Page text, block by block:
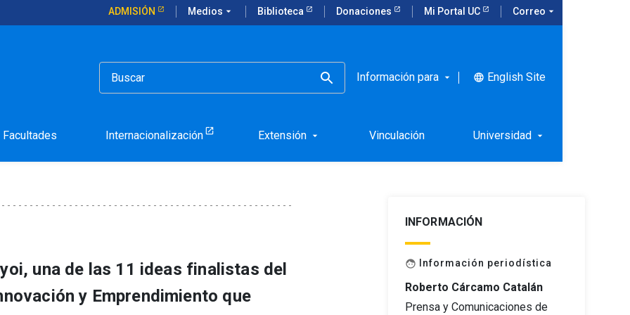
ADMISIÓN Medios arrow_drop_down Biblioteca Donaciones Mi Portal UC Correo arrow_drop_down
Información para arrow_drop_down language English Site
Facultades Internacionalización Extensión arrow_drop_down Vinculación Universidad arrow_drop_down
de cochayuyo para
una de las 11 ideas finalistas del
y Emprendimiento que
INFORMACIÓN
face Información periodística
Roberto Cárcamo Catalán
Prensa y Comunicaciones de